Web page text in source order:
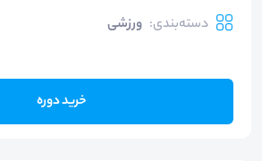
دسته‌بندی: ورزشی
خرید دوره